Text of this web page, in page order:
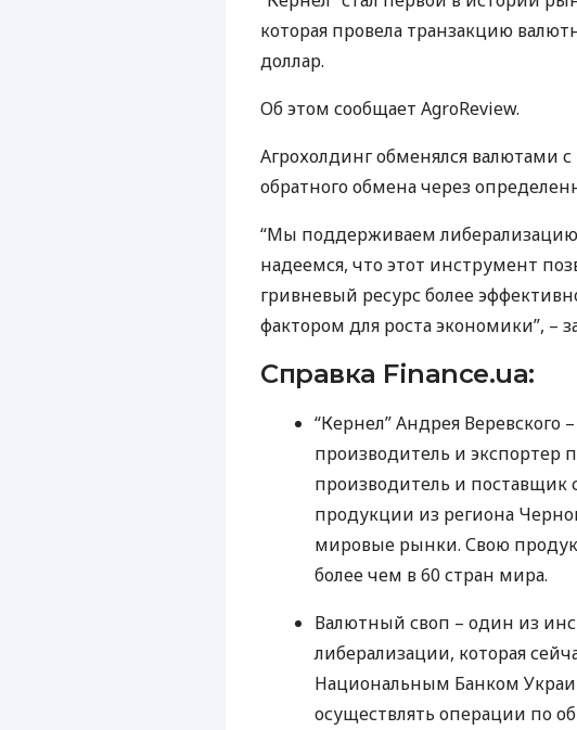
которая провела транзакцию
доллар.
Об этом сообщает AgroReview.
Агрохолдинг обменялся валютами с
обратного обмена через
“Мы поддерживаем
надеемся, что этот инструмент
гривневый ресурс более
фактором для роста экономики”, –
Справка Finance.ua:
“Кернел” Андрея
производитель и экспортер
производитель и поставщик
продукции из региона
мировые рынки. Свою
более чем в 60 стран мира.
Валютный своп – один из
либерализации, которая
Национальным Банком
осуществлять операции по